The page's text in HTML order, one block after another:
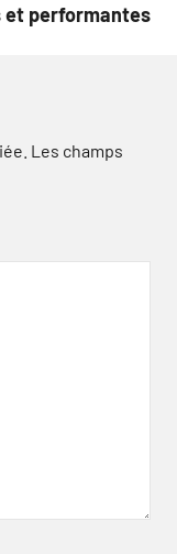
et performantes
Les champs